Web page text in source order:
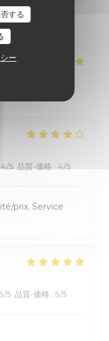
する
ー
sont bien
4/5 品質-価格 : 4/5
prix. Service
/5 品質-価格 : 5/5